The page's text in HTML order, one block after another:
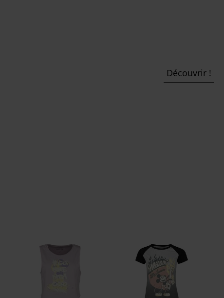
Découvrir !